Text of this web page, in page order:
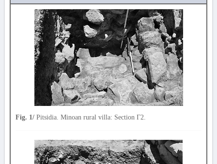
Fig. 1/ Pitsidia. Minoan rural villa: Section Γ2.